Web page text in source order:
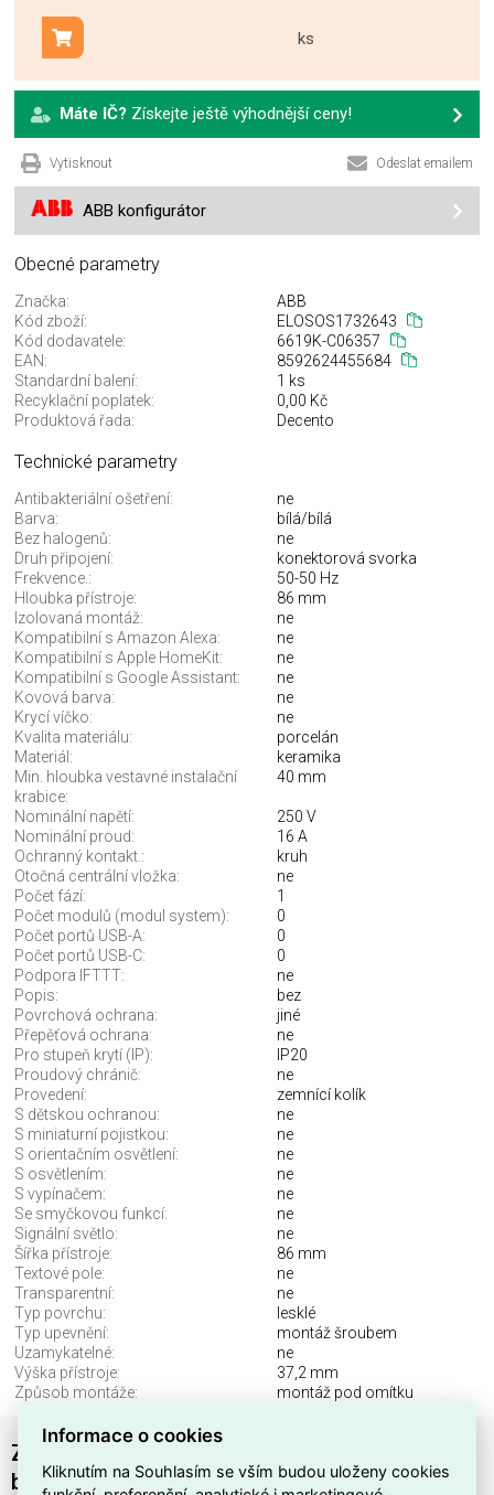
ks
Přidat do košíku
Máte IČ? Získejte ještě výhodnější ceny!
Vytisknout Odeslat emailem
ABB konfigurátor
Obecné parametry
Značka:
ABB
Kód zboží:
ELOSOS1732643
Kód dodavatele:
6619K-C06357
EAN:
8592624455684
Standardní balení:
1 ks
Recyklační poplatek:
0,00 Kč
Produktová řada:
Decento
Technické parametry
Antibakteriální ošetření:
ne
Barva:
bílá/bílá
Bez halogenů:
ne
Druh připojení:
konektorová svorka
Frekvence.:
50-50 Hz
Hloubka přístroje:
86 mm
Izolovaná montáž:
ne
Kompatibilní s Amazon Alexa:
ne
Kompatibilní s Apple HomeKit:
ne
Kompatibilní s Google Assistant:
ne
Kovová barva:
ne
Krycí víčko:
ne
Kvalita materiálu:
porcelán
Materiál:
keramika
Min. hloubka vestavné instalační
krabice:
40 mm
Nominální napětí:
250 V
Nominální proud:
16 A
Ochranný kontakt.:
kruh
Otočná centrální vložka:
ne
Počet fází:
1
Počet modulů (modul system):
0
Počet portů USB-A:
0
Počet portů USB-C:
0
Podpora IFTTT:
ne
Popis:
bez
Povrchová ochrana:
jiné
Přepěťová ochrana:
ne
Pro stupeň krytí (IP):
IP20
Proudový chránič:
ne
Provedení:
zemnící kolík
S dětskou ochranou:
ne
S miniaturní pojistkou:
ne
S orientačním osvětlení:
ne
S osvětlením:
ne
S vypínačem:
ne
Se smyčkovou funkcí:
ne
Signální světlo:
ne
Šířka přístroje:
86 mm
Textové pole:
ne
Transparentní:
ne
Typ povrchu:
lesklé
Typ upevnění:
montáž šroubem
Uzamykatelné:
ne
Výška přístroje:
37,2 mm
Způsob montáže:
montáž pod omítku
Zásuvka ABB DECENTO s ochranným kolíkem,
bílá/bílá (porcelán) 6619K-C06357
Informace o cookies
Kliknutím na Souhlasím se vším budou uloženy cookies